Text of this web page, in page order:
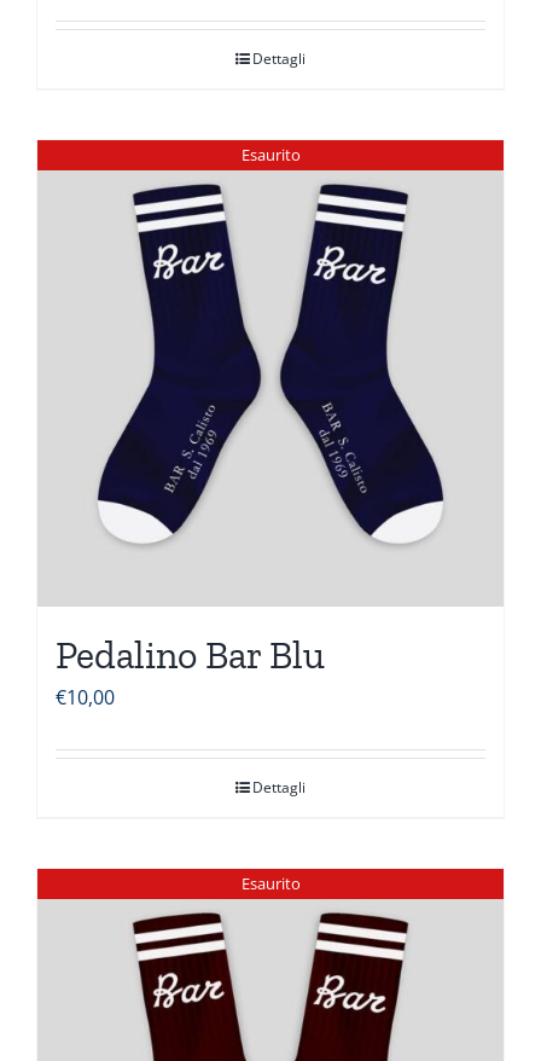
Dettagli
Esaurito
Pedalino Bar Blu
€10,00
Dettagli
Esaurito